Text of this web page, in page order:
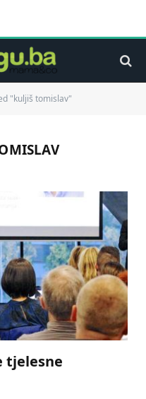
"kuljiš tomislav"
tjelesne